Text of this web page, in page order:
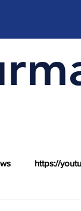
https://